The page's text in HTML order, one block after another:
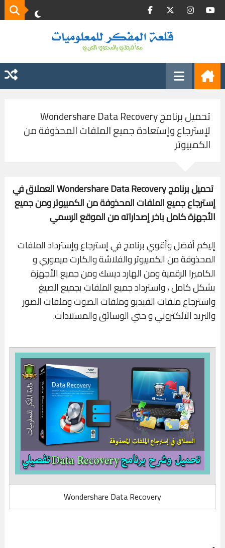
تحميل برنامج Wondershare Data Recovery
لإسترجاع وإستعادة جميع الملفات المحذوفة من
الكمبيوتر
تحميل برنامج Wondershare Data Recovery العملاق في
إسترجاع جميع الملفات المحذوفة من الكمبيوتر ومن جميع
الأجهزة كامل باخر إصداراته من الموقع الرسمي
إليكم أفضل وأقوي برنامج في إسترجاع وإسترداد الملفات
المحذوفة من الكمبيوتر والفلاشة والكارت ميموري و
الكاميرا الرقمية ومن الهارد ديسك ومن جميع الأجهزة
بشكل كامل ، واسترداد جميع الملفات بجميع الصيغ
واسترجاع ملفات الفيديو وملفات الصوت وملفات الصور
والبريد الالكتروني و حتي الوسائق والمستندات.
Wondershare Data Recovery